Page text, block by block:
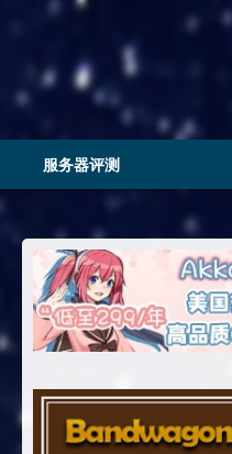
服务器评测